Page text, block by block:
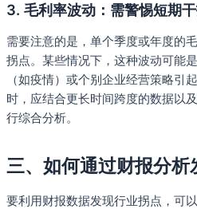
3. 毛利率波动：需警惕短期
需要注意的是，单个季度或年度的
拐点。某些情况下，这种波动可能
（如疫情）或个别企业经营策略引
时，应结合更长时间跨度的数据以
行综合分析。
三、如何通过财报分析
要利用财报数据发现行业拐点，可